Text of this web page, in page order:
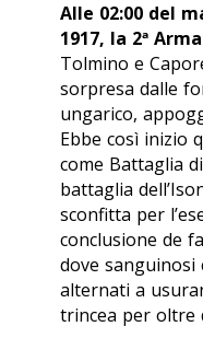
Alle 02:00 del
1917, la 2ª
Tolmino e
sorpresa dalle
ungarico,
Ebbe così inizio
come Battaglia
battaglia
sconfitta per
conclusione de
dove
alternati a
trincea per oltre